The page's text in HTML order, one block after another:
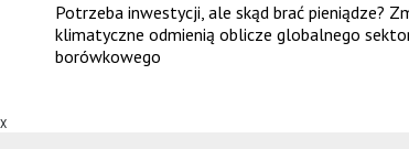
Potrzeba inwestycji, ale skąd brać pieniądze?
klimatyczne odmienią oblicze globalnego
borówkowego
X